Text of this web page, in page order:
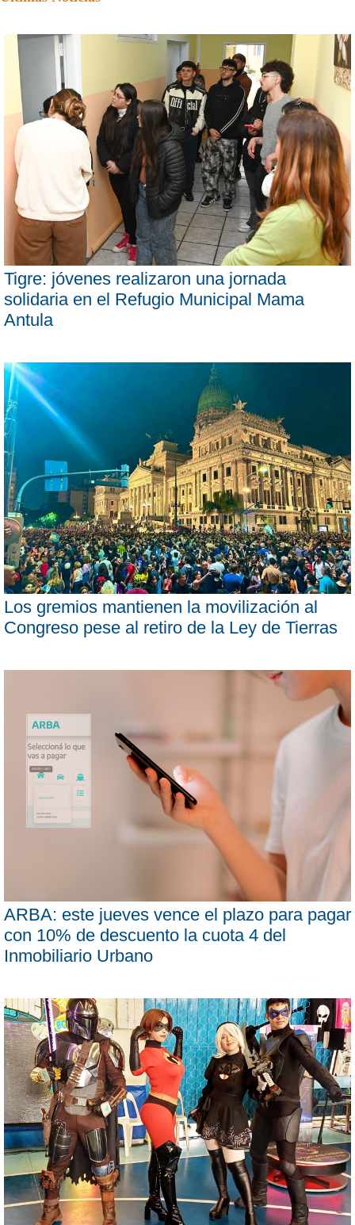
Tigre: jóvenes realizaron una jornada
solidaria en el Refugio Municipal Mama
Antula
Los gremios mantienen la movilización al
Congreso pese al retiro de la Ley de Tierras
ARBA: este jueves vence el plazo para pagar
con 10% de descuento la cuota 4 del
Inmobiliario Urbano